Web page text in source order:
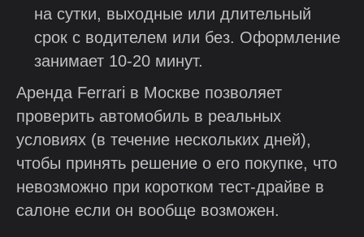
на сутки, выходные или длительный
срок с водителем или без. Оформление
занимает 10-20 минут.
Аренда Ferrari в Москве позволяет
проверить автомобиль в реальных
условиях (в течение нескольких дней),
чтобы принять решение о его покупке, что
невозможно при коротком тест-драйве в
салоне если он вообще возможен.